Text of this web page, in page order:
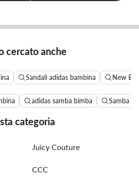
cercato anche
Sandali adidas bambina New
adidas samba bimba Samba
categoria
Juicy Couture
CCC